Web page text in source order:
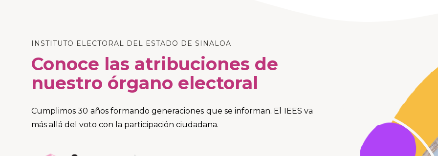
INSTITUTO ELECTORAL DEL ESTADO DE SINALOA
Conoce las atribuciones de
nuestro órgano electoral
Cumplimos 30 años formando generaciones que se informan. El IEES va
más allá del voto con la participación ciudadana.